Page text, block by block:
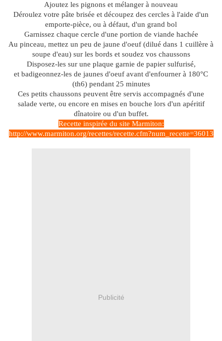
Ajoutez les pignons et mélanger à nouveau
Déroulez votre pâte brisée et découpez des cercles à l'aide d'un
emporte-pièce, ou à défaut, d'un grand bol
Garnissez chaque cercle d'une portion de viande hachée
Au pinceau, mettez un peu de jaune d'oeuf (dilué dans 1 cuillère à
soupe d'eau) sur les bords et soudez vos chaussons
Disposez-les sur une plaque garnie de papier sulfurisé,
et badigeonnez-les de jaunes d'oeuf avant d'enfourner à 180°C
(th6) pendant 25 minutes
Ces petits chaussons peuvent être servis accompagnés d'une
salade verte, ou encore en mises en bouche lors d'un apéritif
dînatoire ou d'un buffet.
Recette inspirée du site Marmiton:
http://www.marmiton.org/recettes/recette.cfm?num_recette=36013
Publicité